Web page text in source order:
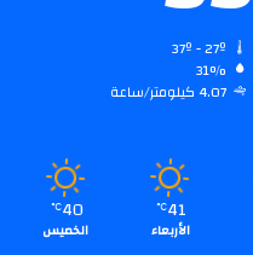
31%
4.07 كيلومتر/ساعة
41
℃
الأربعاء
40
℃
الخميس